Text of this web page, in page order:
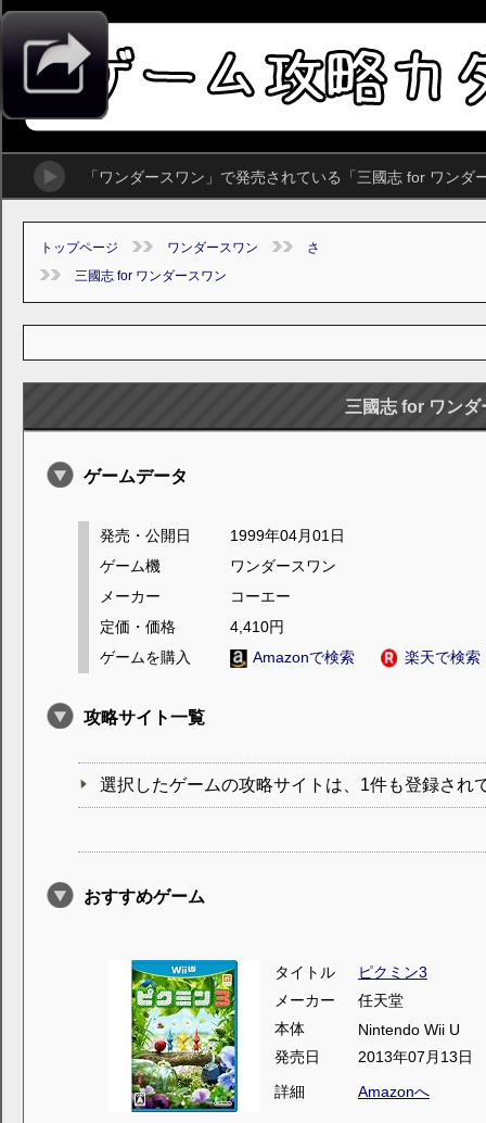
「ワンダースワン」で発売されている「三國志 for ワン
トップページ ワンダースワン
さ
三國志 for ワンダースワン
三國志 for ワンダ
ゲームデータ
発売・公開日
1999年04月01日
ゲーム機
ワンダースワン
メーカー
コーエー
定価・価格
4,410円
ゲームを購入
Amazonで検索 楽天で検索
攻略サイト一覧
選択したゲームの攻略サイトは、1件も登録され
おすすめゲーム
タイトル
ピクミン3
メーカー
任天堂
本体
Nintendo Wii U
発売日
2013年07月13日
詳細
Amazonへ